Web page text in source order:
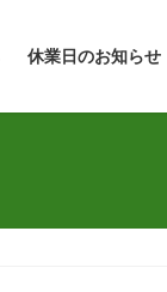
休業日のお知らせ